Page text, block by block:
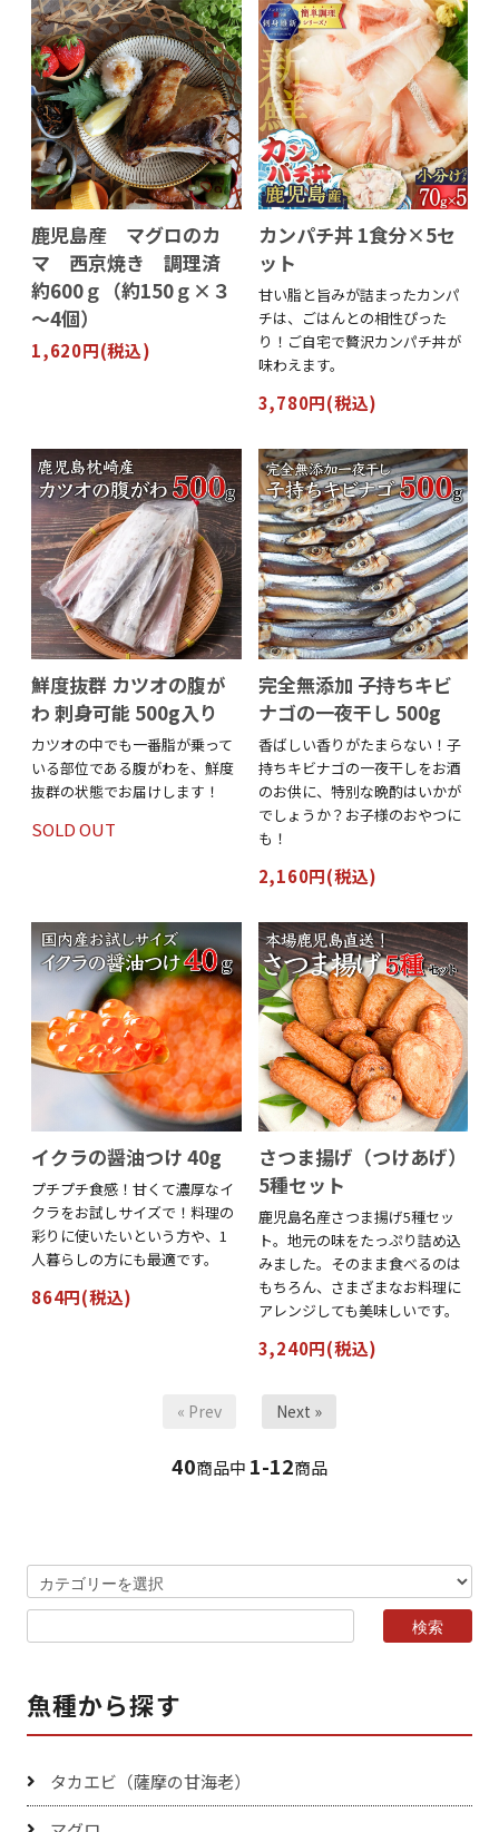
鹿児島産 マグロのカ
マ 西京焼き 調理済
約600ｇ（約150ｇ×３
～4個）
1,620円(税込)
カンパチ丼 1食分×5セ
ット
甘い脂と旨みが詰まったカンパ
チは、ごはんとの相性ぴった
り！ご自宅で贅沢カンパチ丼が
味わえます。
3,780円(税込)
鮮度抜群 カツオの腹が
わ 刺身可能 500g入り
カツオの中でも一番脂が乗って
いる部位である腹がわを、鮮度
抜群の状態でお届けします！
SOLD OUT
完全無添加 子持ちキビ
ナゴの一夜干し 500g
香ばしい香りがたまらない！子
持ちキビナゴの一夜干しをお酒
のお供に、特別な晩酌はいかが
でしょうか？お子様のおやつに
も！
2,160円(税込)
イクラの醤油つけ 40g
プチプチ食感！甘くて濃厚なイ
クラをお試しサイズで！料理の
彩りに使いたいという方や、1
人暮らしの方にも最適です。
864円(税込)
さつま揚げ（つけあげ）
5種セット
鹿児島名産さつま揚げ5種セッ
ト。地元の味をたっぷり詰め込
みました。そのまま食べるのは
もちろん、さまざまなお料理に
アレンジしても美味しいです。
3,240円(税込)
« Prev Next »
40商品中 1-12商品
魚種から探す
タカエビ（薩摩の甘海老）